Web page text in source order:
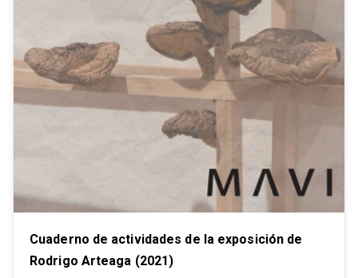
Cuaderno de actividades de la exposición de
Rodrigo Arteaga (2021)